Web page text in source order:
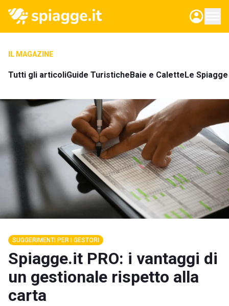
IL MAGAZINE
Tutti gli articoliGuide TuristicheBaie e CaletteLe
SUGGERIMENTI PER I GESTORI
Spiagge.it PRO: i vantaggi di
un gestionale rispetto alla
carta